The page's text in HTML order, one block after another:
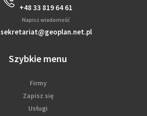
+48 33 819 64 61
Napisz wiadomość
sekretariat@geoplan.net.pl
Szybkie menu
Firmy
Zapisz się
Usługi